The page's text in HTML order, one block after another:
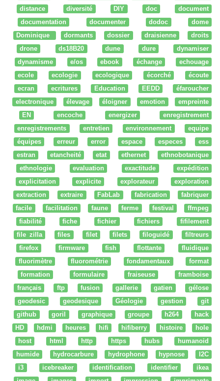
distance
diversité DIY doc
document
documentation
documenter dodoc
dome
Dominique
dormants dossier draisienne
droits
drone
ds18B20 dune dure
dynamiser
dynamisme
e/os ebook échange
echouage
ecole
ecologie ecologique écorché
écoute
ecran
ecritures Education EEDD
éfaroucher
electronique
élevage éloigner emotion
empreinte
EN
encoche energizer
enregistrement
enregistrements
entretien environnement
equipe
équipes
erreur error espace especes
ess
estran
etancheité etat ethernet
ethnobotanique
ethnologie
evaluation exactitude
expédition
explicitation
explicite explorateur
exploration
extraction
extraire FabLab fabrication
fabriquer
facile
facilitation faune ferme festival
ffmpeg
fiabilité
fiche fichier fichiers
fifilement
file zilla
files filet filets filoguidé
filtreurs
firefox
firmware fish flottante
fluidique
fluorimètre
fluorométrie fondamentaux
format
formation
formulaire fraiseuse
framboise
français
ftp fusion gallerie gatien
gélose
geodesic
geodesique Géologie gestion
git
github
goril graphique groupe h264
hack
HD
hdmi heures hifi hifiberry histoire
hole
host
html http https hubs
humanoid
humide
hydrocarbure hydrophone hypnose
I2C
i3
icebreaker identification identifier
ikea